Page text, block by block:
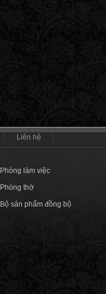
Liên hệ
Phòng làm việc
Phòng thờ
Bộ sản phẩm đồng bộ